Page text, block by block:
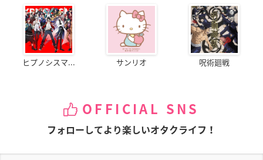
ヒプノシスマ... サンリオ 呪術廻戦
OFFICIAL SNS
フォローしてより楽しいオタクライフ！